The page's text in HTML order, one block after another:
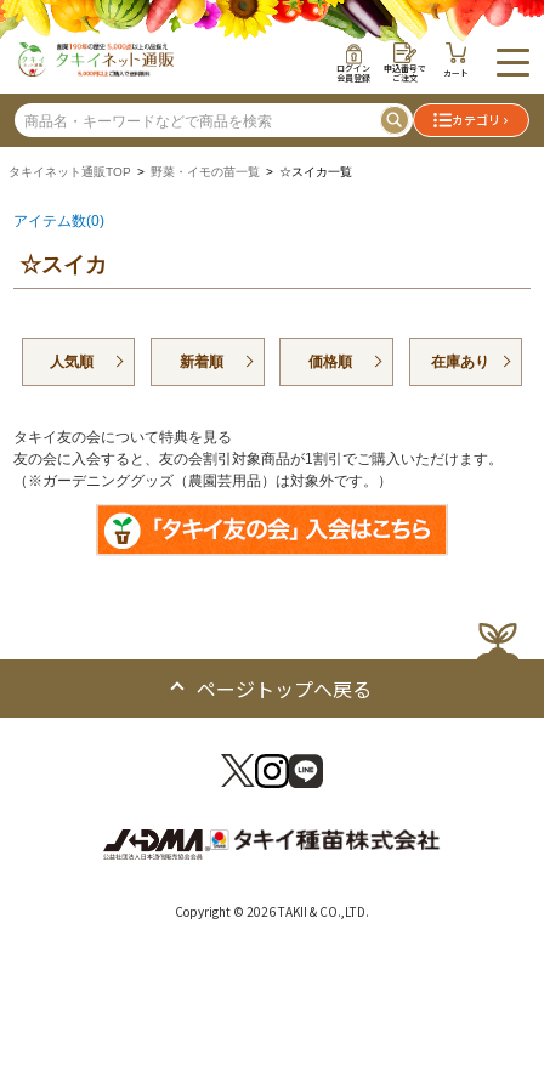
ログイン
会員登録
申込番号で
ご注文 カート
カテゴリ
タキイネット通販TOP > 野菜・イモの苗一覧 > ☆スイカ一覧
アイテム数(0)
☆スイカ
人気順 新着順 価格順 在庫あり
タキイ友の会について特典を見る
友の会に入会すると、友の会割引対象商品が1割引でご購入いただけます。
（※ガーデニンググッズ（農園芸用品）は対象外です。）
ページトップへ戻る
Copyright © 2026 TAKII & CO.,LTD.